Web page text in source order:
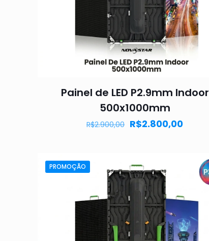
Painel de LED P2.9mm Indoor
500x1000mm
R$2.900,00 R$2.800,00
PROMOÇÃO